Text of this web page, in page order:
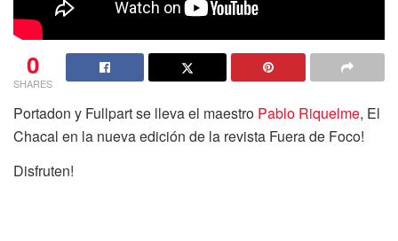
0
SHARES
Portadon y Fullpart se lleva el maestro Pablo Riquelme, El
Chacal en la nueva edición de la revista Fuera de Foco!
Disfruten!